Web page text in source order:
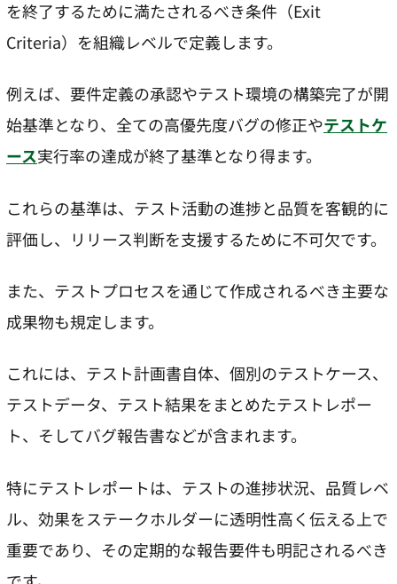
を終了するために満たされるべき条件（Exit
Criteria）を組織レベルで定義します。
例えば、要件定義の承認やテスト環境の構築完了が開
始基準となり、全ての高優先度バグの修正やテストケ
ース実行率の達成が終了基準となり得ます。
これらの基準は、テスト活動の進捗と品質を客観的に
評価し、リリース判断を支援するために不可欠です。
また、テストプロセスを通じて作成されるべき主要な
成果物も規定します。
これには、テスト計画書自体、個別のテストケース、
テストデータ、テスト結果をまとめたテストレポー
ト、そしてバグ報告書などが含まれます。
特にテストレポートは、テストの進捗状況、品質レベ
ル、効果をステークホルダーに透明性高く伝える上で
重要であり、その定期的な報告要件も明記されるべき